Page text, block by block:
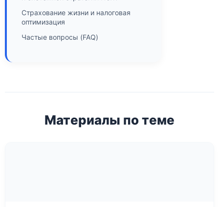
Страхование жизни и налоговая
оптимизация
Частые вопросы (FAQ)
Материалы по теме